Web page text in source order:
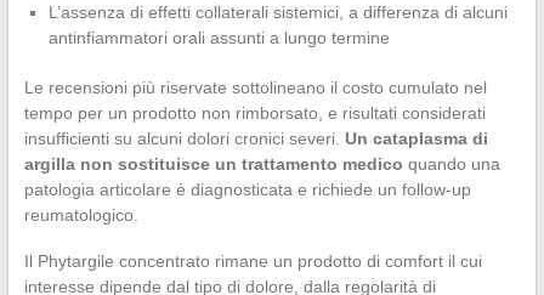
L’assenza di effetti collaterali sistemici, a differenza di alcuni
antinfiammatori orali assunti a lungo termine
Le recensioni più riservate sottolineano il costo cumulato nel
tempo per un prodotto non rimborsato, e risultati considerati
insufficienti su alcuni dolori cronici severi. Un cataplasma di
argilla non sostituisce un trattamento medico quando una
patologia articolare è diagnosticata e richiede un follow-up
reumatologico.
Il Phytargile concentrato rimane un prodotto di comfort il cui
interesse dipende dal tipo di dolore, dalla regolarità di